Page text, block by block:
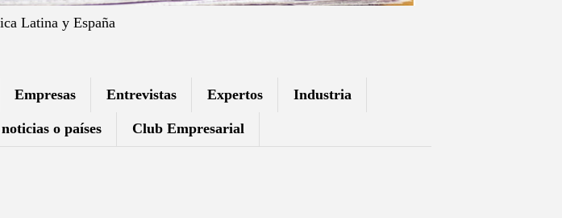
Latina y España
Empresas Entrevistas Expertos Industria
o países Club Empresarial